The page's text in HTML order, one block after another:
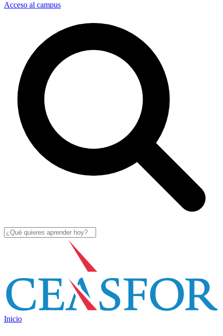
Acceso al campus
Inicio